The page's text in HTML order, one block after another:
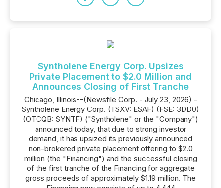
Syntholene Energy Corp. Upsizes
Private Placement to $2.0 Million and
Announces Closing of First Tranche
Chicago, Illinois--(Newsfile Corp. - July 23, 2026) -
Syntholene Energy Corp. (TSXV: ESAF) (FSE: 3DD0)
(OTCQB: SYNTF) ("Syntholene" or the "Company")
announced today, that due to strong investor
demand, it has upsized its previously announced
non-brokered private placement offering to $2.0
million (the "Financing") and the successful closing
of the first tranche of the Financing for aggregate
gross proceeds of approximately $1.19 million. The